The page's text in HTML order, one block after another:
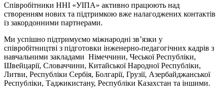
Співробітники ННІ «УІПА» активно працюють над
створенням нових та підтримкою вже налагоджених контактів
із закордонними партнерами.
Ми успішно підтримуємо міжнародні зв’язки у
співробітництві з підготовки інженерно-педагогічних кадрів з
навчальними закладами Німеччини, Чеської Республіки,
Швейцарії, Словаччини, Китайської Народної Республіки,
Литви, Республіки Сербія, Болгарії, Грузії, Азербайджанської
Республіки, Таджикистану, Республіки Казахстан та іншими.